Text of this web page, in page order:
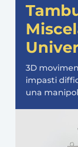
3D
impasti
una